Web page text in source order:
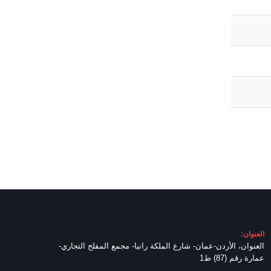
العنوان:
العنوان، الأردن-عمان- شارع الملكة رانيا- مجمع المفلح التجاري-
عمارة رقم (87) ط1